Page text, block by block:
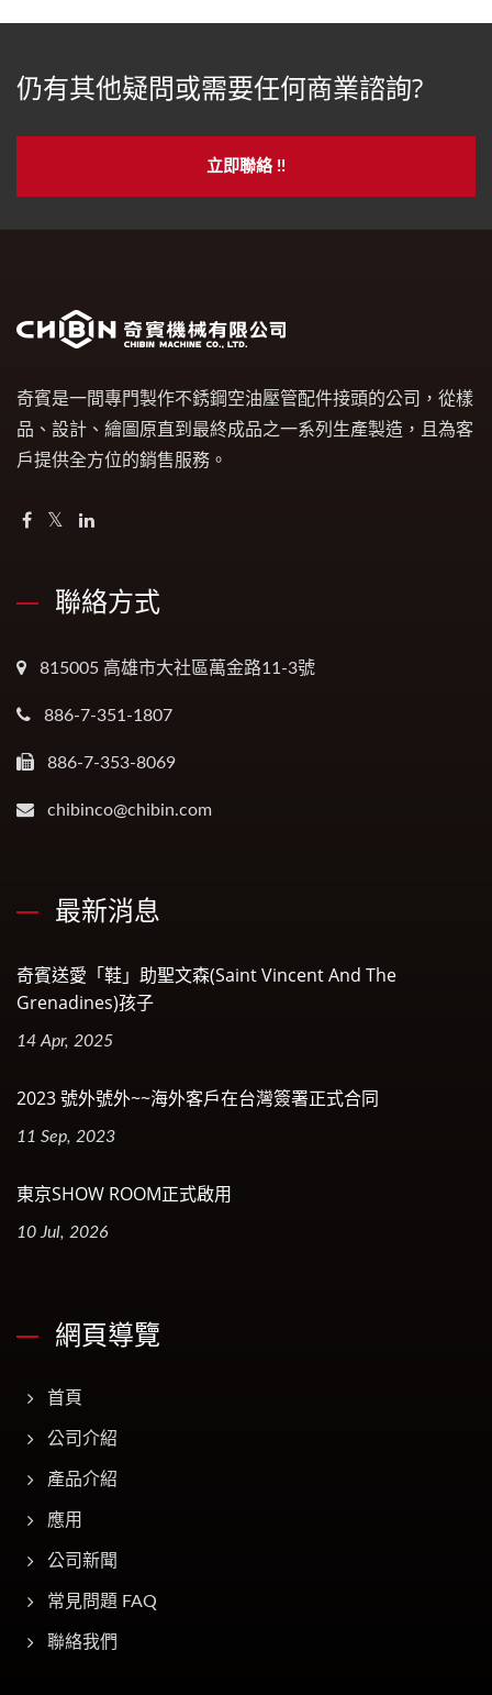
仍有其他疑問或需要任何商業諮詢?
立即聯絡 !!
奇賓是一間專門製作不銹鋼空油壓管配件接頭的公司，從樣
品、設計、繪圖原直到最終成品之一系列生產製造，且為客
戶提供全方位的銷售服務。
聯絡方式
815005 高雄市大社區萬金路11-3號
886-7-351-1807
886-7-353-8069
chibinco@chibin.com
最新消息
奇賓送愛「鞋」助聖文森(Saint Vincent And The
Grenadines)孩子
14 Apr, 2025
2023 號外號外~~海外客戶在台灣簽署正式合同
11 Sep, 2023
東京SHOW ROOM正式啟用
10 Jul, 2026
網頁導覽
首頁
公司介紹
產品介紹
應用
公司新聞
常見問題 FAQ
聯絡我們